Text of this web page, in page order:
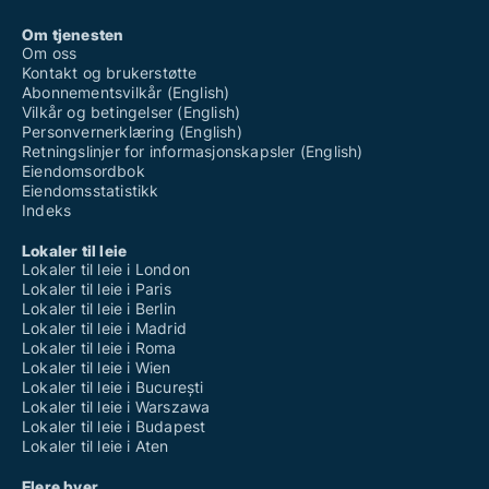
Utstillingslokaler til leie i Hüttau
Utstillingslokaler til leie i Hüttschlag
Utstillingslokaler til leie i Kaprun
Utstillingslokaler til leie i Kleinarl
Utstillingslokaler til leie i Koppl
Utstillingslokaler til leie i Köstendorf
Utstillingslokaler til leie i Krimml
Utstillingslokaler til leie i Krispl
Utstillingslokaler til leie i Kuchl
Utstillingslokaler til leie i Lamprechtshausen
Utstillingslokaler til leie i Leogang
Utstillingslokaler til leie i Lessach
Utstillingslokaler til leie i Lofer
Utstillingslokaler til leie i Maishofen
Utstillingslokaler til leie i Maria Alm am Steinernen Meer
Utstillingslokaler til leie i Mariapfarr
Utstillingslokaler til leie i Mattsee
Utstillingslokaler til leie i Mauterndorf
Utstillingslokaler til leie i Mittersill
Utstillingslokaler til leie i Mühlbach am Hochkönig
Utstillingslokaler til leie i Muhr
Om tjenesten
Om oss
Kontakt og brukerstøtte
Abonnementsvilkår (English)
Vilkår og betingelser (English)
Personvernerklæring (English)
Retningslinjer for informasjonskapsler (English)
Eiendomsordbok
Eiendomsstatistikk
Indeks
Lokaler til leie
Lokaler til leie i London
Lokaler til leie i Paris
Lokaler til leie i Berlin
Lokaler til leie i Madrid
Lokaler til leie i Roma
Lokaler til leie i Wien
Lokaler til leie i București
Lokaler til leie i Warszawa
Lokaler til leie i Budapest
Lokaler til leie i Aten